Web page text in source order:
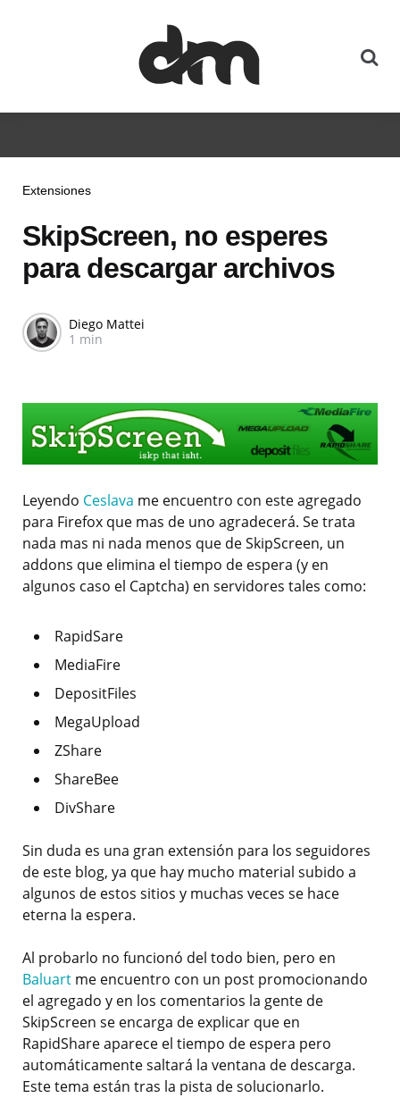
Extensiones
SkipScreen, no esperes
para descargar archivos
Diego Mattei
1 min
Leyendo Ceslava me encuentro con este agregado
para Firefox que mas de uno agradecerá. Se trata
nada mas ni nada menos que de SkipScreen, un
addons que elimina el tiempo de espera (y en
algunos caso el Captcha) en servidores tales como:
RapidSare
MediaFire
DepositFiles
MegaUpload
ZShare
ShareBee
DivShare
Sin duda es una gran extensión para los seguidores
de este blog, ya que hay mucho material subido a
algunos de estos sitios y muchas veces se hace
eterna la espera.
Al probarlo no funcionó del todo bien, pero en
Baluart me encuentro con un post promocionando
el agregado y en los comentarios la gente de
SkipScreen se encarga de explicar que en
RapidShare aparece el tiempo de espera pero
automáticamente saltará la ventana de descarga.
Este tema están tras la pista de solucionarlo.